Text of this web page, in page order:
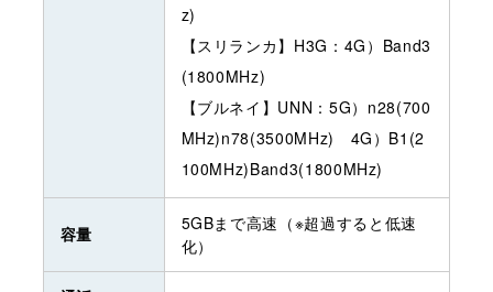
z)
【スリランカ】H3G：4G）Band3
(1800MHz)
【ブルネイ】UNN：5G）n28(700
MHz)n78(3500MHz) 4G）B1(2
100MHz)Band3(1800MHz)
容量
5GBまで高速（※超過すると低速
化）